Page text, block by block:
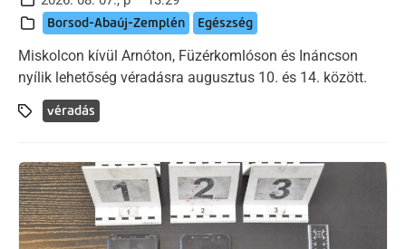
Borsod-Abaúj-Zemplén Egészség
Miskolcon kívül Arnóton, Füzérkomlóson és Ináncson
nyílik lehetőség véradásra augusztus 10. és 14. között.
véradás